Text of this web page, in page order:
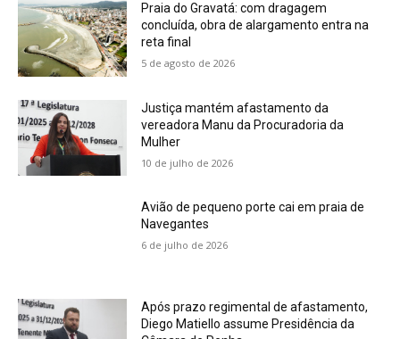
Praia do Gravatá: com dragagem
concluída, obra de alargamento entra na
reta final
5 de agosto de 2026
Justiça mantém afastamento da
vereadora Manu da Procuradoria da
Mulher
10 de julho de 2026
Avião de pequeno porte cai em praia de
Navegantes
6 de julho de 2026
Após prazo regimental de afastamento,
Diego Matiello assume Presidência da